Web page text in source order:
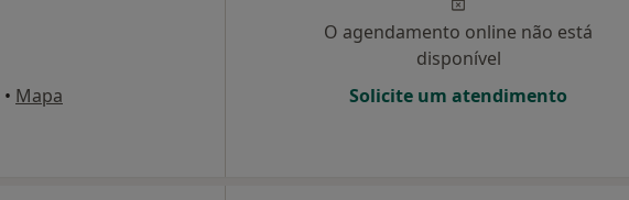
• Mapa
O agendamento online não está
disponível
Solicite um atendimento